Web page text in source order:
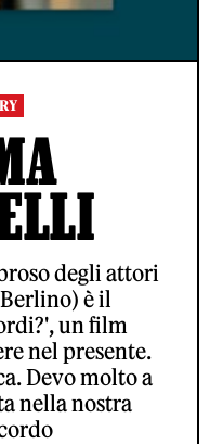
degli attori
è il
un film
nel presente.
Devo molto a
nella nostra